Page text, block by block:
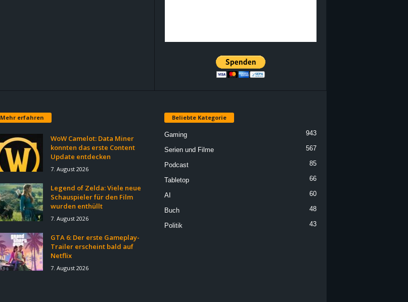
Mehr erfahren
WoW Camelot: Data Miner
konnten das erste Content
Update entdecken
7. August 2026
Legend of Zelda: Viele neue
Schauspieler für den Film
wurden enthüllt
7. August 2026
GTA 6: Der erste Gameplay-
Trailer erscheint bald auf
Netflix
7. August 2026
Beliebte Kategorie
Gaming 943
Serien und Filme 567
Podcast 85
Tabletop 66
AI 60
Buch 48
Politik 43